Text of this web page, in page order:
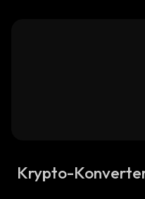
Krypto-